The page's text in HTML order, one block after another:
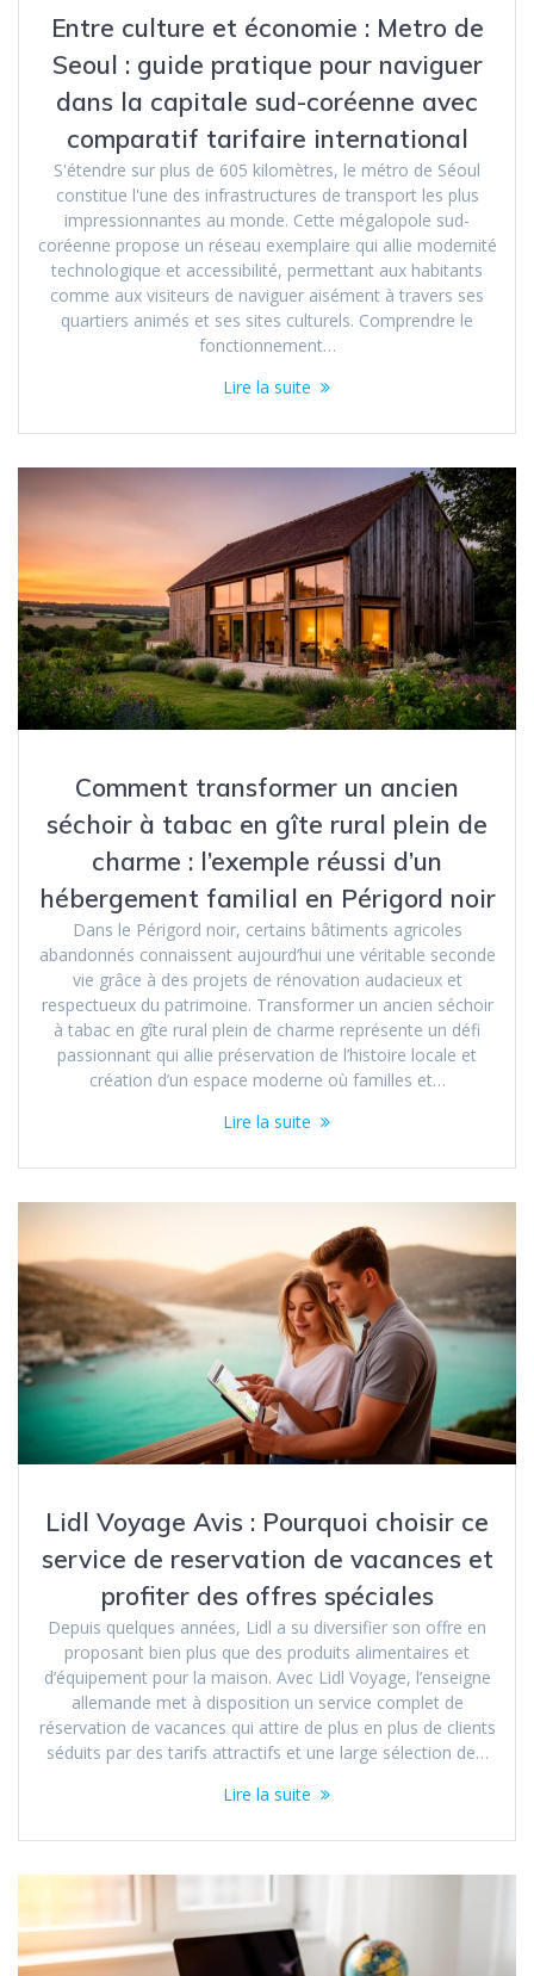
Entre culture et économie : Metro de
Seoul : guide pratique pour naviguer
dans la capitale sud-coréenne avec
comparatif tarifaire international
S'étendre sur plus de 605 kilomètres, le métro de Séoul
constitue l'une des infrastructures de transport les plus
impressionnantes au monde. Cette mégalopole sud-
coréenne propose un réseau exemplaire qui allie modernité
technologique et accessibilité, permettant aux habitants
comme aux visiteurs de naviguer aisément à travers ses
quartiers animés et ses sites culturels. Comprendre le
fonctionnement…
Lire la suite
Comment transformer un ancien
séchoir à tabac en gîte rural plein de
charme : l’exemple réussi d’un
hébergement familial en Périgord noir
Dans le Périgord noir, certains bâtiments agricoles
abandonnés connaissent aujourd’hui une véritable seconde
vie grâce à des projets de rénovation audacieux et
respectueux du patrimoine. Transformer un ancien séchoir
à tabac en gîte rural plein de charme représente un défi
passionnant qui allie préservation de l’histoire locale et
création d’un espace moderne où familles et…
Lire la suite
Lidl Voyage Avis : Pourquoi choisir ce
service de reservation de vacances et
profiter des offres spéciales
Depuis quelques années, Lidl a su diversifier son offre en
proposant bien plus que des produits alimentaires et
d’équipement pour la maison. Avec Lidl Voyage, l’enseigne
allemande met à disposition un service complet de
réservation de vacances qui attire de plus en plus de clients
séduits par des tarifs attractifs et une large sélection de…
Lire la suite